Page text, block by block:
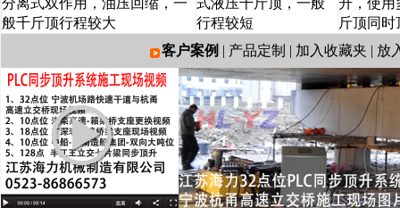
分离式双作用，油压回缩，一
般千斤顶行程较大
式液压千斤顶，一般
行程较短
升，使用
斤顶同时
客户案例 | 产品定制 | 加入收藏夹 | 放